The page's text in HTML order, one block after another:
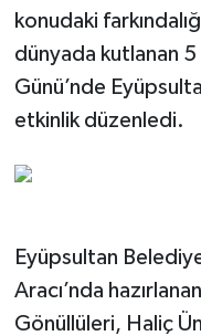
konudaki
dünyada kutlanan 5
Günü’nde
etkinlik düzenledi.
Eyüpsultan
Aracı’nda
Gönüllüleri, Haliç